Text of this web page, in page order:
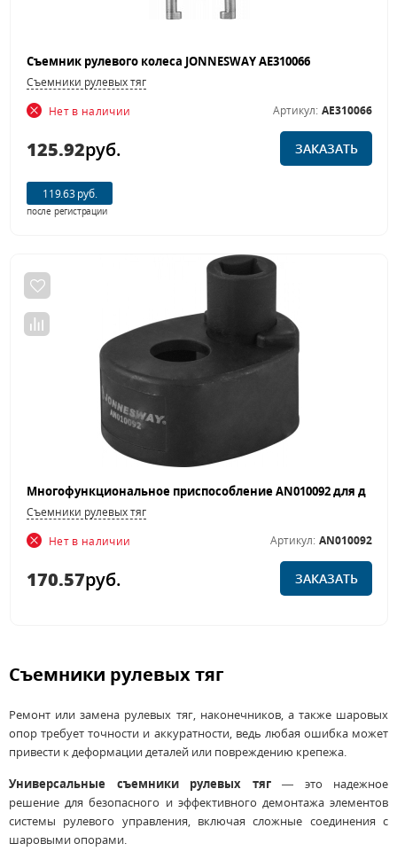
Съемник рулевого колеса JONNESWAY AE310066
Съемники рулевых тяг
Нет в наличии
Артикул: AE310066
125.92руб. ЗАКАЗАТЬ
119.63 руб.
после регистрации
Съемники рулевых тяг
Нет в наличии
Артикул: AN010092
170.57руб. ЗАКАЗАТЬ
Съемники рулевых тяг
Ремонт или замена рулевых тяг, наконечников, а также шаровых
опор требует точности и аккуратности, ведь любая ошибка может
привести к деформации деталей или повреждению крепежа.
Универсальные съемники рулевых тяг— это надежное
решение для безопасного и эффективного демонтажа элементов
системы рулевого управления, включая сложные соединения с
шаровыми опорами.